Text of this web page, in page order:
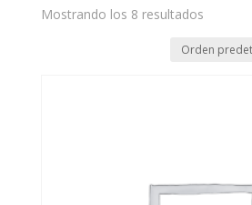
Mostrando los 8 resultados